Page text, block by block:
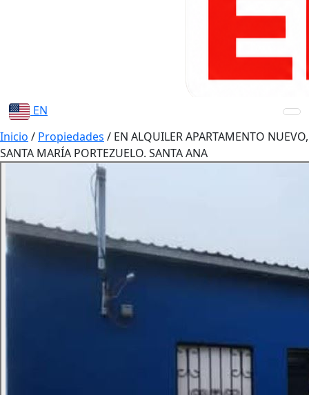
EN
Inicio / Propiedades / EN ALQUILER APARTAMENTO NUEVO,
SANTA MARÍA PORTEZUELO. SANTA ANA